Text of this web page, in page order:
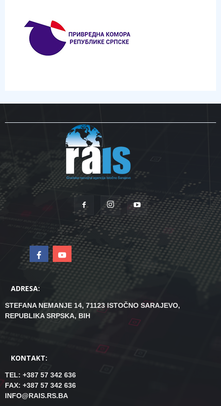
ADRESA:
STEFANA NEMANJE 14, 71123 ISTOČNO SARAJEVO,
REPUBLIKA SRPSKA, BIH
KONTAKT:
TEL: +387 57 342 636
FAX: +387 57 342 636
INFO@RAIS.RS.BA